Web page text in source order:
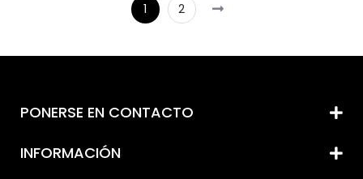
1 2
PONERSE EN CONTACTO
INFORMACIÓN